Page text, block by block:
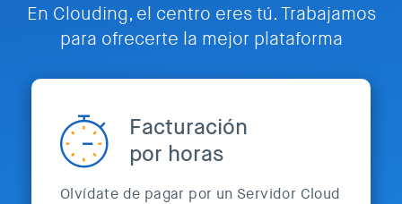
En Clouding, el centro eres tú. Trabajamos
para ofrecerte la mejor plataforma
Facturación
por horas
Olvídate de pagar por un Servidor Cloud